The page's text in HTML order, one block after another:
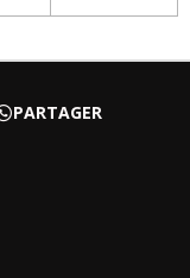
PARTAGER